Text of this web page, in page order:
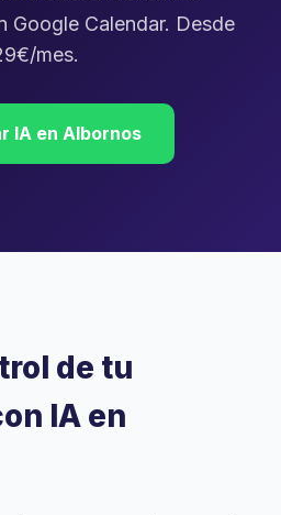
Google Calendar. Desde
mes.
IA en Albornos
de tu
IA en